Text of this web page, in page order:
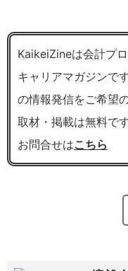
KaikeiZineは会計プ
キャリアマガジンで
の情報発信をご希望
取材・掲載は無料です
お問合せはこちら